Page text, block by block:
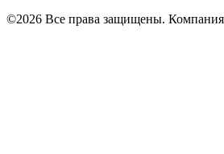
©2026 Все права защищены.